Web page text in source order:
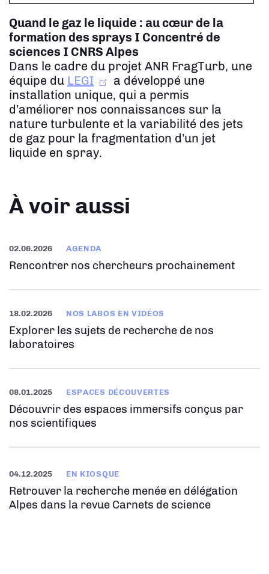
Quand le gaz le liquide : au cœur de la
formation des sprays I Concentré de
sciences I CNRS Alpes
Dans le cadre du projet ANR FragTurb, une
équipe du LEGI
a développé une
installation unique, qui a permis
d’améliorer nos connaissances sur la
nature turbulente et la variabilité des jets
de gaz pour la fragmentation d’un jet
liquide en spray.
À voir aussi
02.06.2026 AGENDA
Rencontrer nos chercheurs prochainement
18.02.2026 NOS LABOS EN VIDÉOS
Explorer les sujets de recherche de nos
laboratoires
08.01.2025 ESPACES DÉCOUVERTES
Découvrir des espaces immersifs conçus par
nos scientifiques
04.12.2025 EN KIOSQUE
Retrouver la recherche menée en délégation
Alpes dans la revue Carnets de science